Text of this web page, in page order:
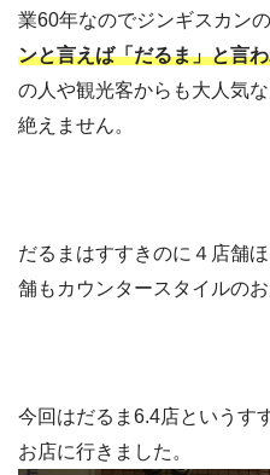
業60年なのでジンギスカンの
ンと言えば「だるま」と言
の人や観光客からも大人気
絶えません。
だるまはすすきのに４店舗
舗もカウンタースタイルのお
今回はだるま6.4店というす
お店に行きました。